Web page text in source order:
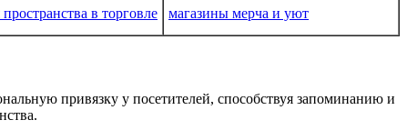
в торговле магазины мерча и уют
привязку у посетителей, способствуя запоминанию и